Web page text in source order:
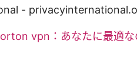
-
vpn：あなたに最適な